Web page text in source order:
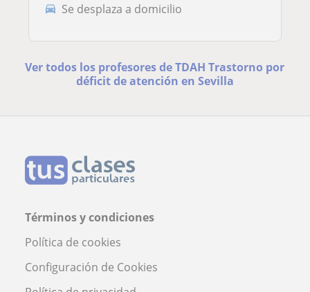
Se desplaza a domicilio
Ver todos los profesores de TDAH Trastorno por
déficit de atención en Sevilla
Términos y condiciones
Política de cookies
Configuración de Cookies